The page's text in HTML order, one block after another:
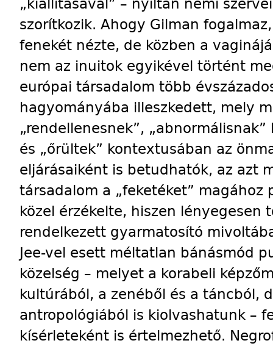
szorítkozik. Ahogy Gilman
fenekét nézte, de közben a
nem az inuitok egyikével történt
európai társadalom több
hagyományába illeszkedett, mely
„rendellenesnek”,
és „őrültek” kontextusában az
eljárásaiként is betudhatók, az azt
társadalom a „feketéket” magához
közel érzékelte, hiszen lényegesen
rendelkezett gyarmatosító
Jee-vel esett méltatlan bánásmód
közelség – melyet a korabeli
kultúrából, a zenéből és a táncból,
antropológiából is kiolvashatunk –
kísérleteként is értelmezhető.